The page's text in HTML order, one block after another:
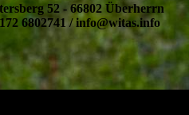
52 - 66802 Überherrn
6802741 / info@witas.info